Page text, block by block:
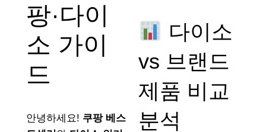
팡·다이
소 가이
드
안녕하세요! 쿠팡 베스
다이소
vs 브랜드
제품 비교
분석